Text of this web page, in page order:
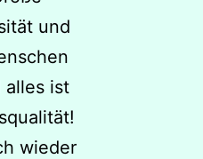
und
alles ist
wieder